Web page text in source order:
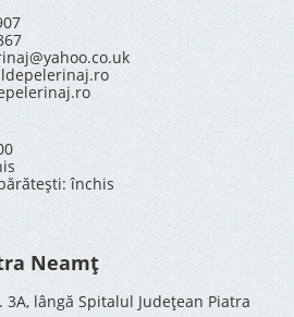
închis
Neamț
lângă Spitalul Județean Piatra